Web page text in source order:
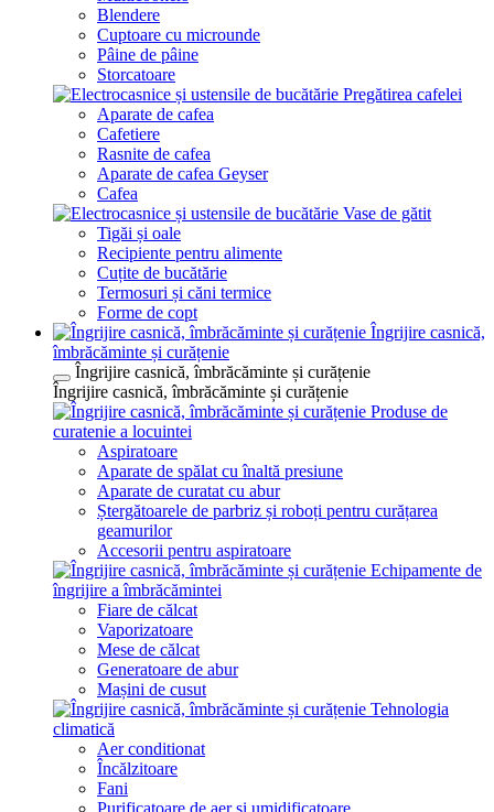
Blendere
Cuptoare cu microunde
Pâine de pâine
Storcatoare
Pregătirea cafelei
Aparate de cafea
Cafetiere
Rasnite de cafea
Aparate de cafea Geyser
Cafea
Vase de gătit
Tigăi și oale
Recipiente pentru alimente
Cuțite de bucătărie
Termosuri și căni termice
Forme de copt
Îngrijire casnică,
îmbrăcăminte și curățenie
Îngrijire casnică, îmbrăcăminte și curățenie
Îngrijire casnică, îmbrăcăminte și curățenie
Produse de
curatenie a locuintei
Aspiratoare
Aparate de spălat cu înaltă presiune
Aparate de curatat cu abur
Ștergătoarele de parbriz și roboți pentru curățarea
geamurilor
Accesorii pentru aspiratoare
Echipamente de
îngrijire a îmbrăcămintei
Fiare de călcat
Vaporizatoare
Mese de călcat
Generatoare de abur
Mașini de cusut
Tehnologia
climatică
Aer conditionat
Încălzitoare
Fani
Purificatoare de aer și umidificatoare